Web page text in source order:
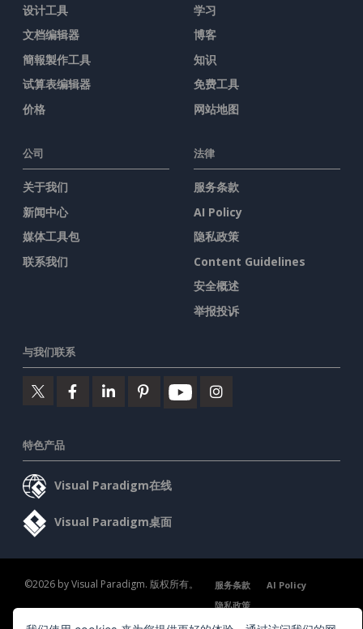
设计工具
文档编辑器
簡報製作工具
试算表编辑器
价格
学习
博客
知识
免费工具
网站地图
公司
关于我们
新闻中心
媒体工具包
联系我们
法律
服务条款
AI Policy
隐私政策
Content Guidelines
安全概述
举报投诉
与我们联系
特色产品
Visual Paradigm在线
Visual Paradigm桌面
©2026 by Visual Paradigm. 版权所有。 服务条款
AI Policy
隐私政策
Content Guidelines
安全概述